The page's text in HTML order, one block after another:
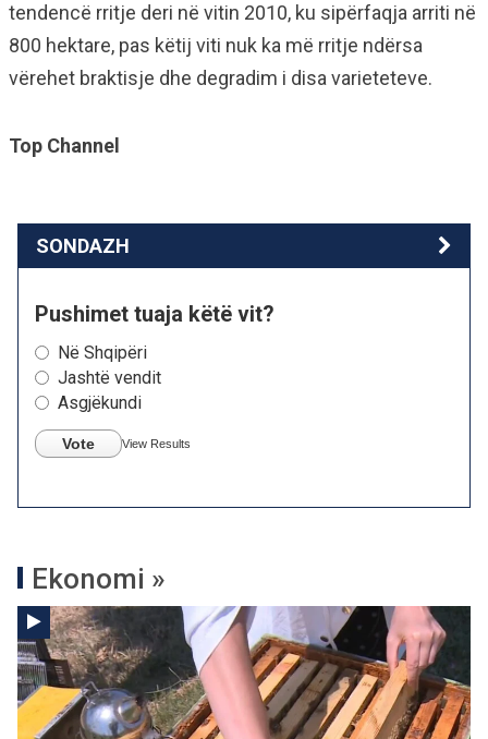
tendencë rritje deri në vitin 2010, ku sipërfaqja arriti në
800 hektare, pas këtij viti nuk ka më rritje ndërsa
vërehet braktisje dhe degradim i disa varieteteve.
Top Channel
SONDAZH
Pushimet tuaja këtë vit?
Në Shqipëri
Jashtë vendit
Asgjëkundi
Vote View Results
Ekonomi »